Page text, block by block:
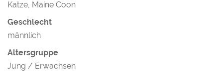
Katze, Maine Coon
Geschlecht
männlich
Altersgruppe
Jung / Erwachsen